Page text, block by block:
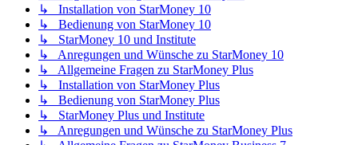
↳ Installation von StarMoney 10
↳ Bedienung von StarMoney 10
↳ StarMoney 10 und Institute
↳ Anregungen und Wünsche zu StarMoney 10
↳ Allgemeine Fragen zu StarMoney Plus
↳ Installation von StarMoney Plus
↳ Bedienung von StarMoney Plus
↳ StarMoney Plus und Institute
↳ Anregungen und Wünsche zu StarMoney Plus